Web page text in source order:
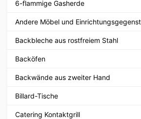
6-flammige Gasherde
Andere Möbel und
Backbleche aus rostfreiem Stahl
Backöfen
Backwände aus zweiter Hand
Billard-Tische
Catering Kontaktgrill